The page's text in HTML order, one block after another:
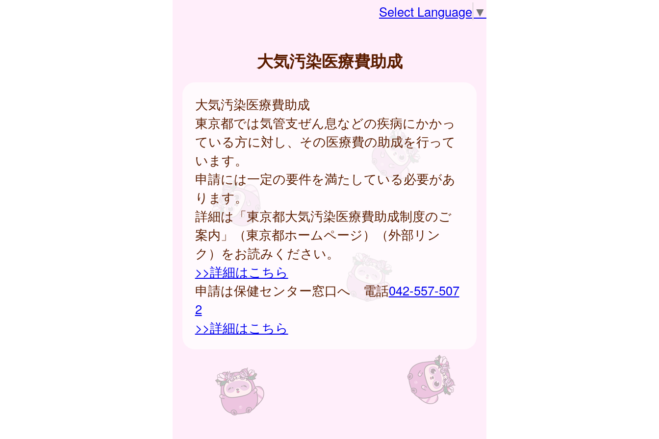
Select Language ▼
大気汚染医療費助成
大気汚染医療費助成
東京都では気管支ぜん息などの疾病にかかっ
ている方に対し、その医療費の助成を行って
います。
申請には一定の要件を満たしている必要があ
ります。
詳細は「東京都大気汚染医療費助成制度のご
案内」（東京都ホームページ）（外部リン
ク）をお読みください。
>>詳細はこちら
申請は保健センター窓口へ 電話042-557-507
2
>>詳細はこちら